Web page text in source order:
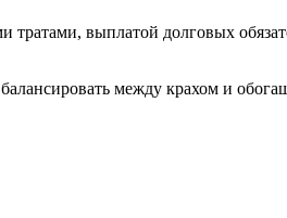
выплатой долговых
между крахом и